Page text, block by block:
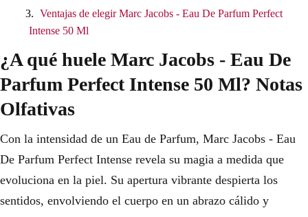
Ventajas de elegir Marc Jacobs - Eau De Parfum Perfect
Intense 50 Ml
¿A qué huele Marc Jacobs - Eau De
Parfum Perfect Intense 50 Ml? Notas
Olfativas
Con la intensidad de un Eau de Parfum, Marc Jacobs - Eau
De Parfum Perfect Intense revela su magia a medida que
evoluciona en la piel. Su apertura vibrante despierta los
sentidos, envolviendo el cuerpo en un abrazo cálido y